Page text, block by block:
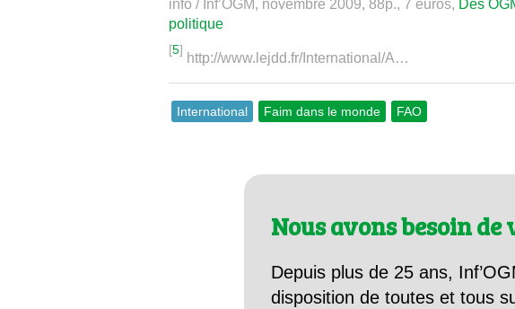
info / Inf’OGM, novembre 2009, 88p., 7 euros, Des
politique
[5]
http://www.lejdd.fr/International/A…
International Faim dans le monde FAO
Nous avons besoin de
Depuis plus de 25 ans,
disposition de toutes et tous